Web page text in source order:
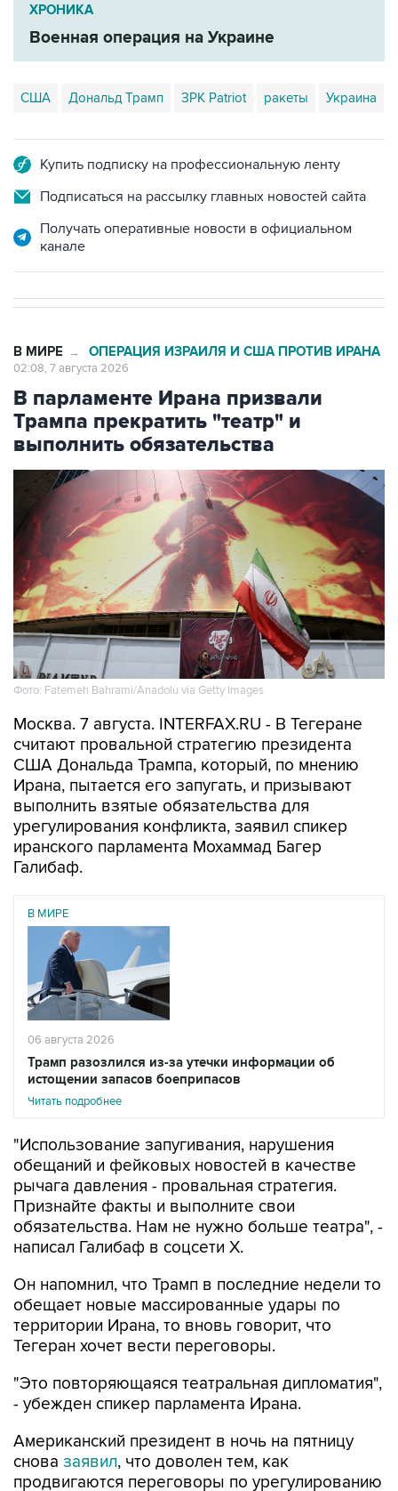
ХРОНИКА
Военная операция на Украине
США Дональд Трамп ЗРК Patriot ракеты Украина
Купить подписку на профессиональную ленту
Подписаться на рассылку главных новостей сайта
Получать оперативные новости в официальном
канале
В МИРЕ → ОПЕРАЦИЯ ИЗРАИЛЯ И США ПРОТИВ ИРАНА
02:08, 7 августа 2026
В парламенте Ирана призвали
Трампа прекратить "театр" и
выполнить обязательства
Фото: Fatemeh Bahrami/Anadolu via Getty Images
Москва. 7 августа. INTERFAX.RU - В Тегеране
считают провальной стратегию президента
США Дональда Трампа, который, по мнению
Ирана, пытается его запугать, и призывают
выполнить взятые обязательства для
урегулирования конфликта, заявил спикер
иранского парламента Мохаммад Багер
Галибаф.
В МИРЕ
06 августа 2026
Трамп разозлился из-за утечки информации об
истощении запасов боеприпасов
Читать подробнее
"Использование запугивания, нарушения
обещаний и фейковых новостей в качестве
рычага давления - провальная стратегия.
Признайте факты и выполните свои
обязательства. Нам не нужно больше театра", -
написал Галибаф в соцсети X.
Он напомнил, что Трамп в последние недели то
обещает новые массированные удары по
территории Ирана, то вновь говорит, что
Тегеран хочет вести переговоры.
"Это повторяющаяся театральная дипломатия",
- убежден спикер парламента Ирана.
Американский президент в ночь на пятницу
снова заявил, что доволен тем, как
продвигаются переговоры по урегулированию